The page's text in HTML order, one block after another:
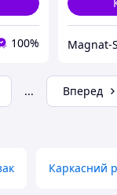
100% Magnat-
... Вперед
Каркасний